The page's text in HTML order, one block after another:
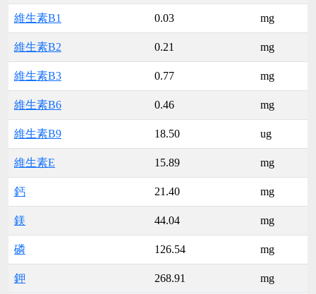
維生素B1 0.03 mg
維生素B2 0.21 mg
維生素B3 0.77 mg
維生素B6 0.46 mg
維生素B9 18.50 ug
維生素E 15.89 mg
鈣 21.40 mg
鎂 44.04 mg
磷 126.54 mg
鉀 268.91 mg